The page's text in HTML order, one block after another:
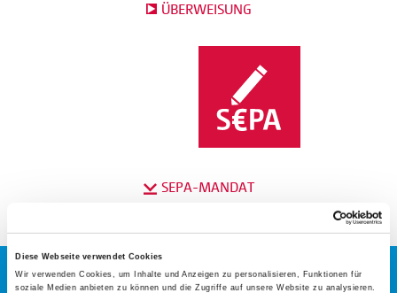
Diese Webseite verwendet Cookies
Wir verwenden Cookies, um Inhalte und Anzeigen zu personalisieren, Funktionen für
soziale Medien anbieten zu können und die Zugriffe auf unsere Website zu analysieren.
ÜBERWEISUNG
SEPA-MANDAT